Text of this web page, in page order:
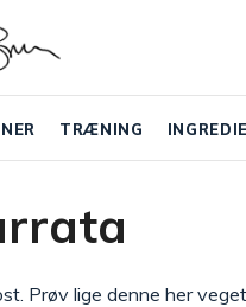
TRÆNING
Prøv lige denne her